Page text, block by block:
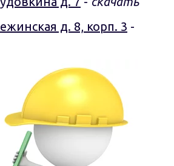
д. 8, корп. 3